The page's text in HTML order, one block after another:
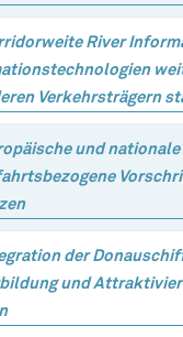
River
Verkehrsträgern
und
der
und